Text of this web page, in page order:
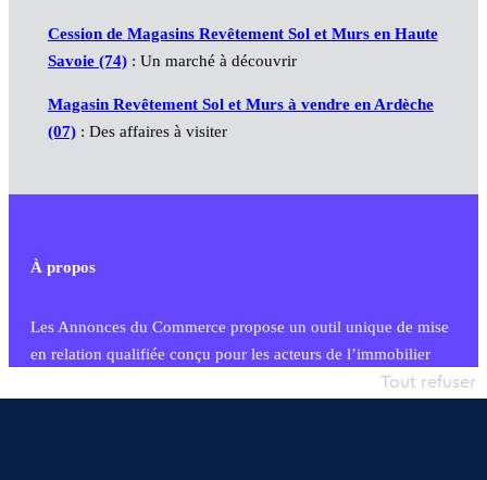
Cession de Magasins Revêtement Sol et Murs en Haute
Savoie (74): Un marché à découvrir
Magasin Revêtement Sol et Murs à vendre en Ardèche
(07): Des affaires à visiter
À propos
Les Annonces du Commerce propose un outil unique de mise
en relation qualifiée conçu pour les acteurs de l’immobilier
commercial et les collectivités territoriales, simple et intégrant
Tout refuser